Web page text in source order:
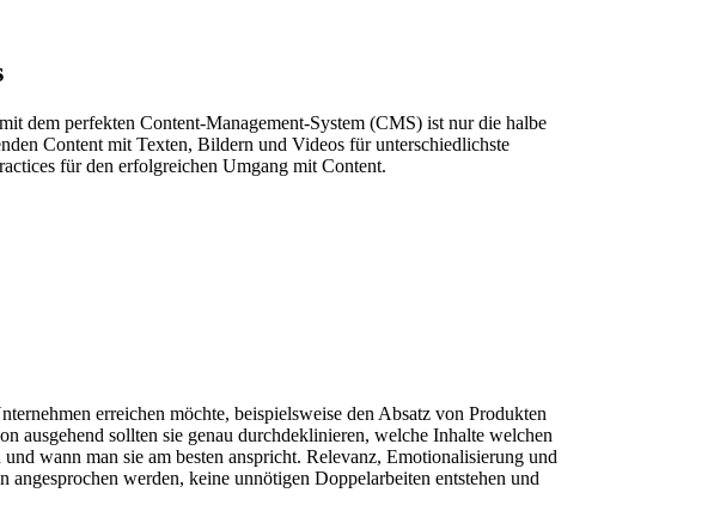
dem perfekten Content-Management-System (CMS) ist nur die halbe
Content mit Texten, Bildern und Videos für unterschiedlichste
für den erfolgreichen Umgang mit Content.
erreichen möchte, beispielsweise den Absatz von Produkten
ausgehend sollten sie genau durchdeklinieren, welche Inhalte welchen
wann man sie am besten anspricht. Relevanz, Emotionalisierung und
angesprochen werden, keine unnötigen Doppelarbeiten entstehen und